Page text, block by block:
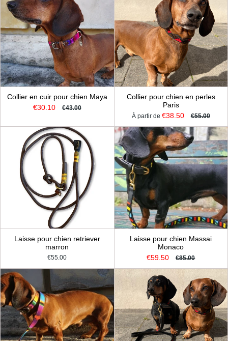
Collier en cuir pour chien Maya
€30.10 €43.00
Collier pour chien en perles
Paris
À partir de €38.50 €55.00
Laisse pour chien retriever
marron
€55.00
Laisse pour chien Massai
Monaco
€59.50 €85.00